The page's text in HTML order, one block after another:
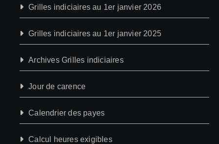
Grilles indiciaires au 1er janvier 2026
Grilles indiciaires au 1er janvier 2025
Archives Grilles indiciaires
Jour de carence
Calendrier des payes
Calcul heures exigibles